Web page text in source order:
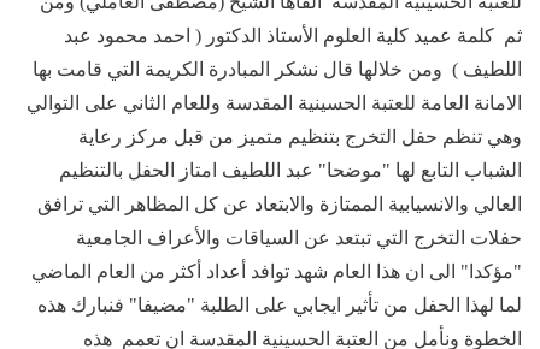
ثم كلمة عميد كلية العلوم الأستاذ الدكتور ( احمد محمود عبد
اللطيف ) ومن خلالها قال نشكر المبادرة الكريمة التي قامت بها
الامانة العامة للعتبة الحسينية المقدسة وللعام الثاني على التوالي
وهي تنظم حفل التخرج بتنظيم متميز من قبل مركز رعاية
الشباب التابع لها "موضحا" عبد اللطيف امتاز الحفل بالتنظيم
العالي والانسيابية الممتازة والابتعاد عن كل المظاهر التي ترافق
حفلات التخرج التي تبتعد عن السياقات والأعراف الجامعية
"مؤكدا" الى ان هذا العام شهد توافد أعداد أكثر من العام الماضي
لما لهذا الحفل من تأثير ايجابي على الطلبة "مضيفا" فنبارك هذه
الخطوة ونأمل من العتبة الحسينية المقدسة ان تعمم هذه